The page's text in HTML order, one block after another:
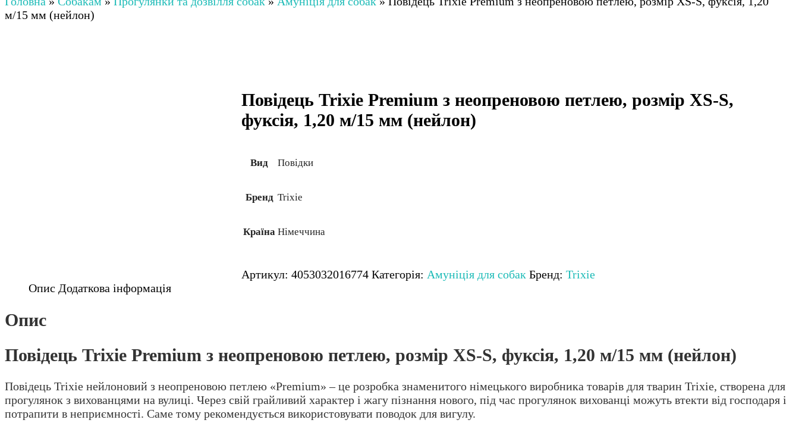
м/15 мм (нейлон)
Повідець Trixie Premium з неопреновою петлею, розмір XS-S,
фуксія, 1,20 м/15 мм (нейлон)
Вид Повідки
Бренд Trixie
Країна Німеччина
Артикул:4053032016774 Категорія: Амуніція для собак Бренд:Trixie
Опис Додаткова інформація
Опис
Повідець Trixie Premium з неопреновою петлею, розмір XS-S, фуксія, 1,20 м/15 мм (нейлон)
Повідець Trixie нейлоновий з неопреновою петлею «Premium» – це розробка знаменитого німецького виробника товарів для тварин Trixie, створена для
прогулянок з вихованцями на вулиці. Через свій грайливий характер і жагу пізнання нового, під час прогулянок вихованці можуть втекти від господаря і
потрапити в неприємності. Саме тому рекомендується використовувати поводок для вигулу.